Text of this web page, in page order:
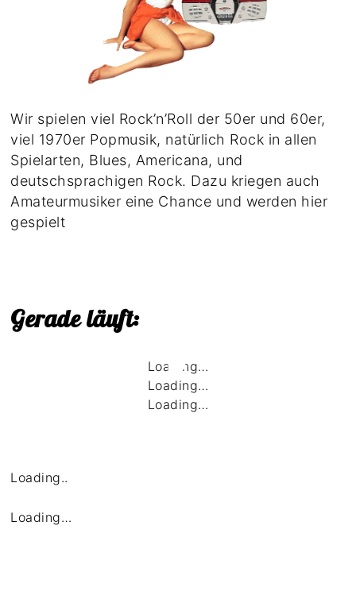
Wir spielen viel Rock’n’Roll der 50er und 60er,
viel 1970er Popmusik, natürlich Rock in allen
Spielarten, Blues, Americana, und
deutschsprachigen Rock. Dazu kriegen auch
Amateurmusiker eine Chance und werden hier
gespielt
Gerade läuft:
Loading…
Loading…
Loading…
Loading..
Loading…